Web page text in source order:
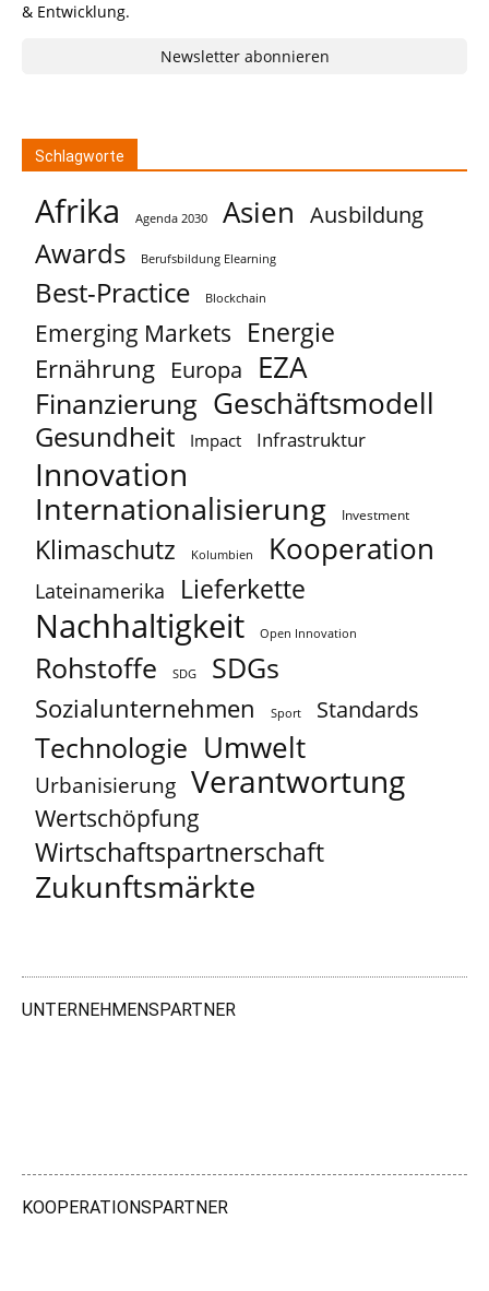
& Entwicklung.
Newsletter abonnieren
Schlagworte
Afrika Agenda 2030 Asien Ausbildung
Awards Berufsbildung Elearning
Best-Practice Blockchain
Emerging Markets Energie
Ernährung Europa EZA
Finanzierung Geschäftsmodell
Gesundheit Impact Infrastruktur
Innovation
Internationalisierung Investment
Klimaschutz Kolumbien Kooperation
Lateinamerika Lieferkette
Nachhaltigkeit Open Innovation
Rohstoffe SDG SDGs
Sozialunternehmen Sport Standards
Technologie Umwelt
Urbanisierung Verantwortung
Wertschöpfung
Wirtschaftspartnerschaft
Zukunftsmärkte
UNTERNEHMENSPARTNER
KOOPERATIONSPARTNER